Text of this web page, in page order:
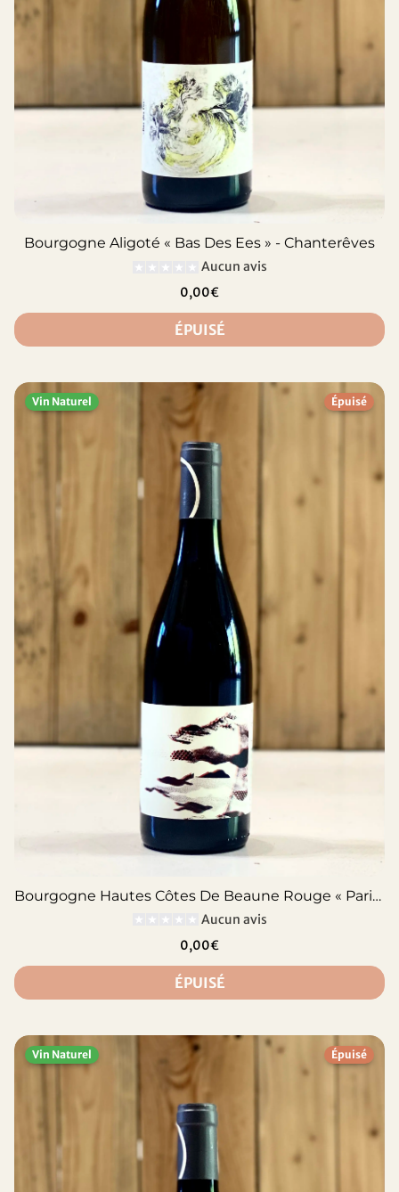
Bourgogne Aligoté « Bas Des Ees » - Chanterêves
Aucun avis
0,00€
ÉPUISÉ
Vin Naturel Épuisé
Bourgogne Hautes Côtes De Beaune Rouge « Paris L’hôpital » - Chanterêves
Aucun avis
0,00€
ÉPUISÉ
Vin Naturel Épuisé